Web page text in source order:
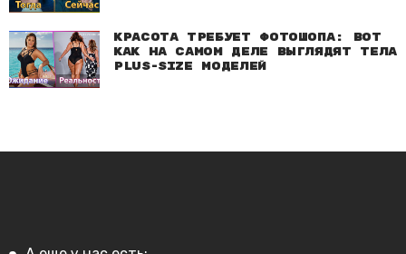
Красота требует фотошопа: Вот
как на самом деле выглядят тела
plus-size моделей